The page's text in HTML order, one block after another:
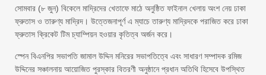
সোমবার (৮ জুন) বিকেলে মাদ্রিদের খেতাফে মাঠে অনুষ্ঠিত ফাইনাল খেলায় অংশ নেয় ঢাকা
ফ্রুতাস ও তারুণ্য মাদ্রিদ। উত্তেজনাপূর্ণ এ ম্যাচে তারুণ্য মাদ্রিদকে পরাজিত করে ঢাকা
ফ্রুতাস ক্রিকেট টিম চ্যাম্পিয়ন হওয়ার কৃতিত্ব অর্জন করে।
স্পেন বিএনপির সভাপতি জামাল উদ্দিন মনিরের সভাপতিত্বে এবং সাধারণ সম্পাদক রমিজ
উদ্দিনের সঞ্চালনায় আয়োজিত পুরস্কার বিতরণী অনুষ্ঠানে প্রধান অতিথি হিসেবে উপস্থিত